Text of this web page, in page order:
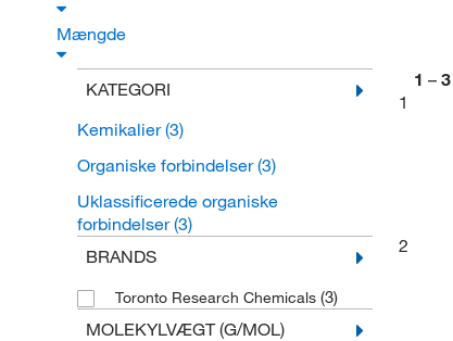
Mængde
KATEGORI
Kemikalier(3)
Organiske forbindelser(3)
Uklassificerede organiske
forbindelser(3)
BRANDS
Toronto Research Chemicals (3)
MOLEKYLVÆGT (G/MOL)
1 – 3
1
2